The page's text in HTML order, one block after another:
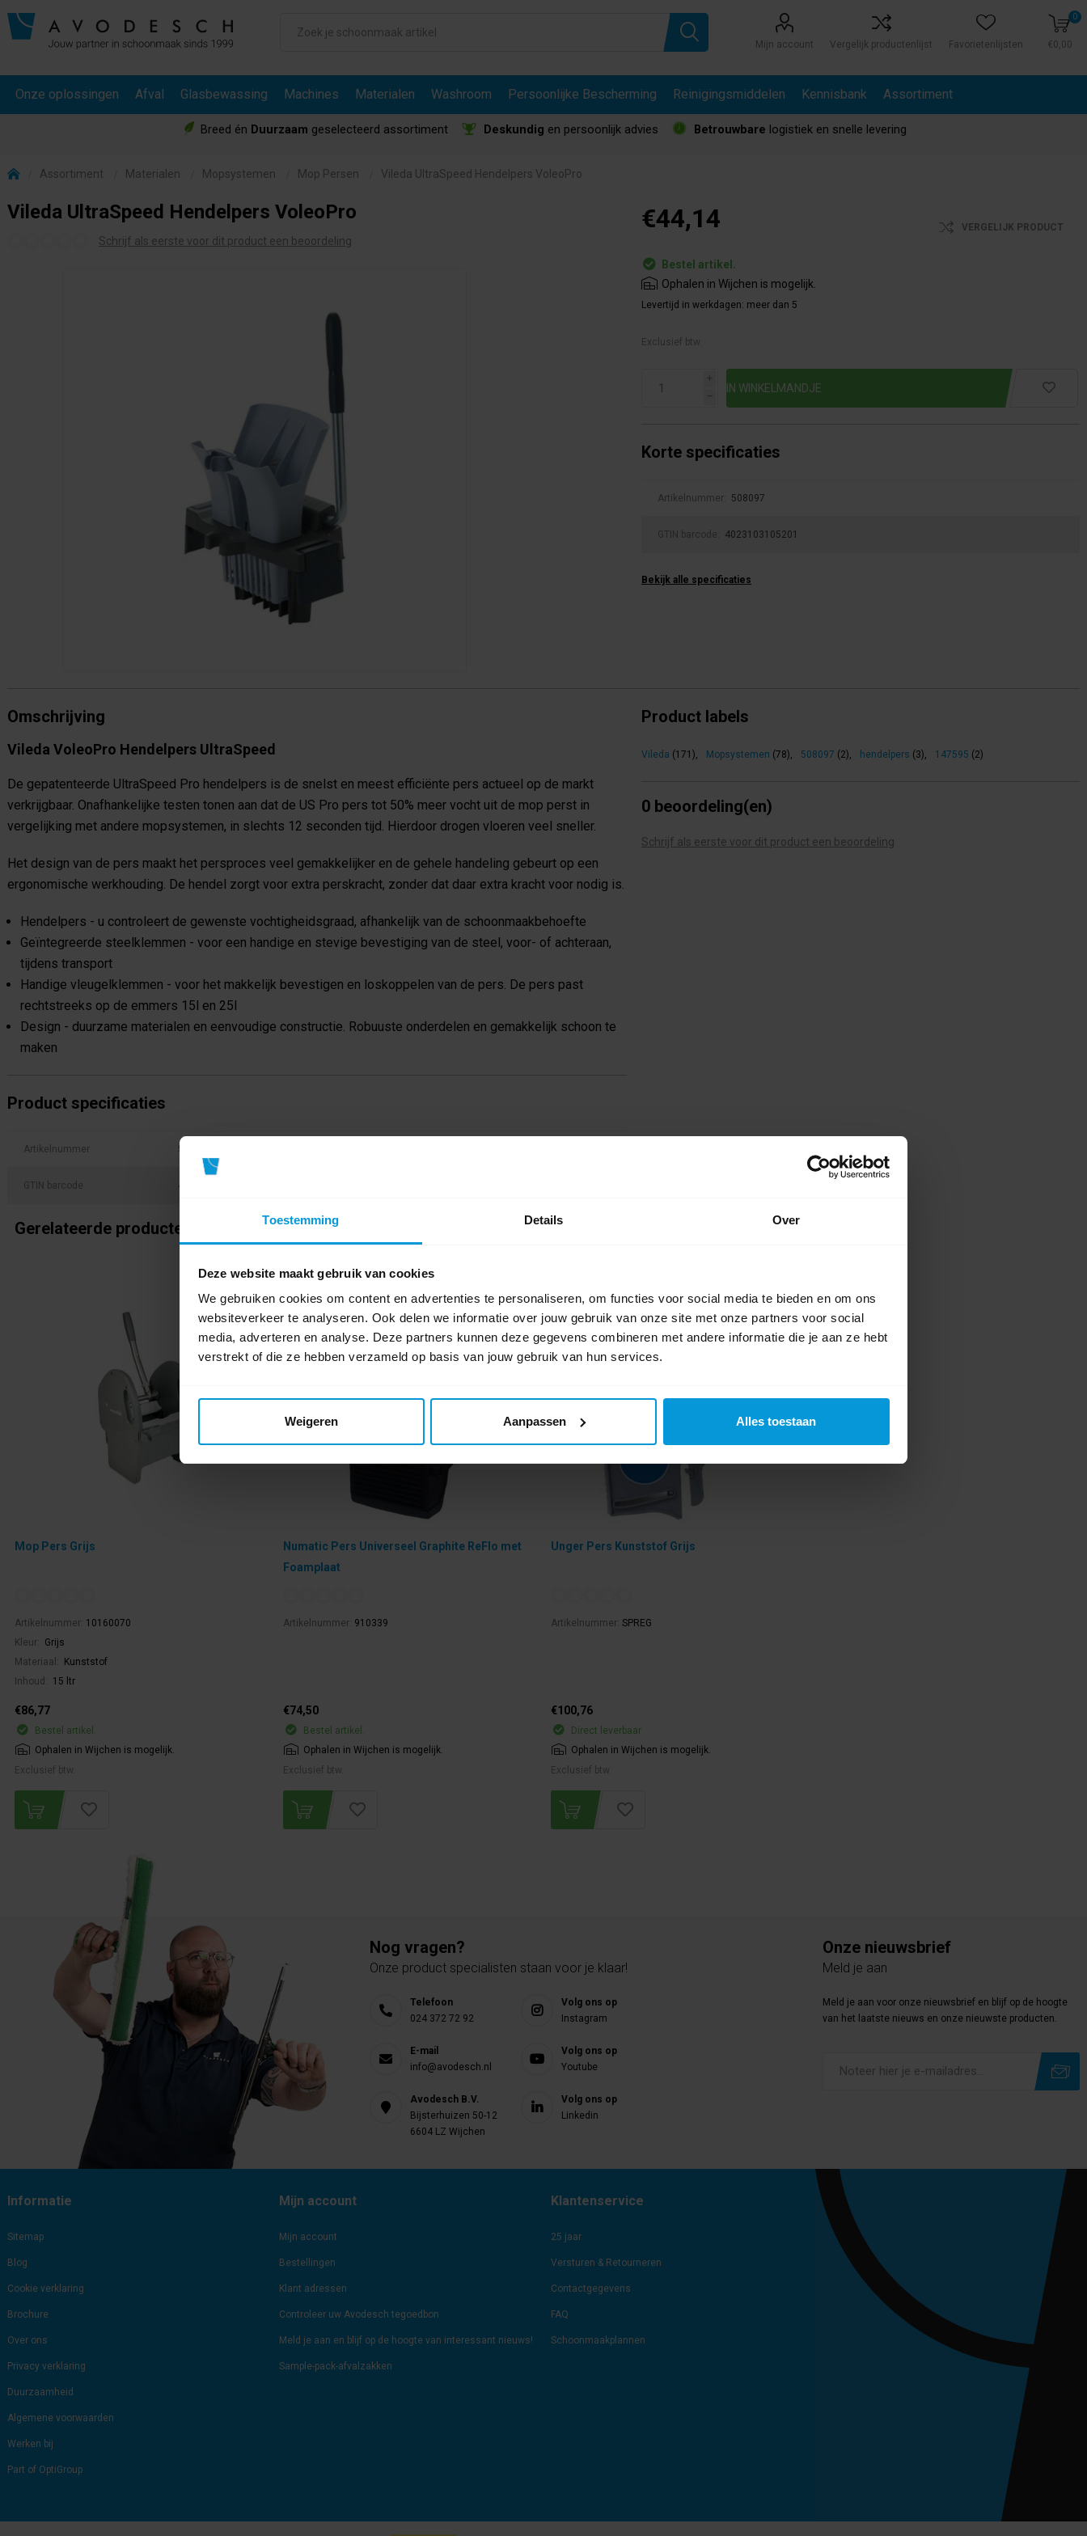
Toestemming Details Over
Deze website maakt gebruik van cookies
We gebruiken cookies om content en advertenties te personaliseren, om functies voor social media te bieden en om ons
websiteverkeer te analyseren. Ook delen we informatie over jouw gebruik van onze site met onze partners voor social
media, adverteren en analyse. Deze partners kunnen deze gegevens combineren met andere informatie die je aan ze hebt
verstrekt of die ze hebben verzameld op basis van jouw gebruik van hun services.
Weigeren Aanpassen Alles toestaan
Mijn account Vergelijk productenlijst Favorietenlijsten
0
€0,00
Onze oplossingen Afval Glasbewassing Machines Materialen Washroom Persoonlijke Bescherming Reinigingsmiddelen Kennisbank Assortiment
Breed én Duurzaam geselecteerd assortiment Deskundig en persoonlijk advies Betrouwbare logistiek en snelle levering
Assortiment Materialen Mopsystemen Mop Persen Vileda UltraSpeed Hendelpers VoleoPro
Vileda UltraSpeed Hendelpers VoleoPro
Schrijf als eerste voor dit product een beoordeling
€44,14 VERGELIJK PRODUCT
Bestel artikel.
Ophalen in Wijchen is mogelijk.
Levertijd in werkdagen: meer dan 5
Exclusief btw.
i
h
Korte specificaties
Artikelnummer: 508097
GTIN barcode: 4023103105201
Bekijk alle specificaties
Omschrijving
Vileda VoleoPro Hendelpers UltraSpeed
De gepatenteerde UltraSpeed Pro hendelpers is de snelst en meest efficiënte pers actueel op de markt
verkrijgbaar. Onafhankelijke testen tonen aan dat de US Pro pers tot 50% meer vocht uit de mop perst in
vergelijking met andere mopsystemen, in slechts 12 seconden tijd. Hierdoor drogen vloeren veel sneller.
Het design van de pers maakt het persproces veel gemakkelijker en de gehele handeling gebeurt op een
ergonomische werkhouding. De hendel zorgt voor extra perskracht, zonder dat daar extra kracht voor nodig is.
Hendelpers - u controleert de gewenste vochtigheidsgraad, afhankelijk van de schoonmaakbehoefte
Geïntegreerde steelklemmen - voor een handige en stevige bevestiging van de steel, voor- of achteraan,
tijdens transport
Handige vleugelklemmen - voor het makkelijk bevestigen en loskoppelen van de pers. De pers past
rechtstreeks op de emmers 15l en 25l
Design - duurzame materialen en eenvoudige constructie. Robuuste onderdelen en gemakkelijk schoon te
maken
Product specificaties
Artikelnummer 508097
GTIN barcode 4023103105201
Product labels
Vileda (171), Mopsystemen (78), 508097 (2), hendelpers (3), 147595 (2)
0 beoordeling(en)
Schrijf als eerste voor dit product een beoordeling
Gerelateerde producten
Mop Pers Grijs
Artikelnummer: 10160070
Kleur:
Grijs
Materiaal:
Kunststof
Inhoud:
15 ltr
€86,77
Bestel artikel.
Ophalen in Wijchen is mogelijk.
Exclusief btw.
Numatic Pers Universeel Graphite ReFlo met
Foamplaat
Artikelnummer: 910339
€74,50
Bestel artikel.
Ophalen in Wijchen is mogelijk.
Exclusief btw.
Unger Pers Kunststof Grijs
Artikelnummer: SPREG
€100,76
Direct leverbaar
Ophalen in Wijchen is mogelijk.
Exclusief btw.
Nog vragen?
Onze product specialisten staan voor je klaar!
Telefoon
024 372 72 92
E-mail
info@avodesch.nl
Avodesch B.V.
Bijsterhuizen 50-12
6604 LZ Wijchen
Volg ons op
Instagram
Volg ons op
Youtube
Volg ons op
Linkedin
Onze nieuwsbrief
Meld je aan
Meld je aan voor onze nieuwsbrief en blijf op de hoogte
van het laatste nieuws en onze nieuwste producten.
Informatie
Sitemap
Blog
Cookie verklaring
Brochure
Over ons
Privacy verklaring
Duurzaamheid
Algemene voorwaarden
Werken bij
Part of OptiGroup
Mijn account
Mijn account
Bestellingen
Klant adressen
Controleer uw Avodesch tegoedbon
Meld je aan en blijf op de hoogte van interessant nieuws!
Sample-pack-afvalzakken
Klantenservice
25 jaar
Versturen & Retourneren
Contactgegevens
FAQ
Schoonmaakplannen